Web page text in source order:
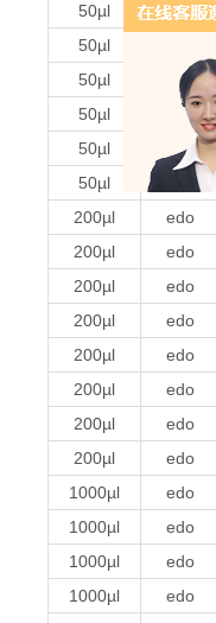
50µl
edo
50µl
50µl
edo
50µl
edo
50µl
edo
50µl
200µl
edo
200µl
edo
200µl
edo
200µl
edo
200µl
edo
200µl
edo
200µl
edo
200µl
edo
1000µl
edo
1000µl
edo
1000µl
edo
1000µl
edo